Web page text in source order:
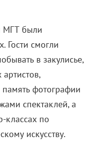
МГТ были
Гости смогли
в закулисье,
фотографии
спектаклей, а
классах по
искусству.